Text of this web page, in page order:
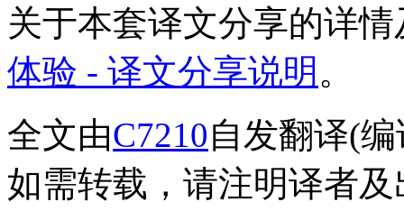
关于本套译文分享的详
体验 - 译文分享说明 。
全文由C7210自发翻译(
如需转载，请注明译者